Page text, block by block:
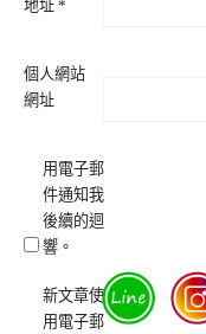
地址 *
個人網站
網址
用電子郵
件通知我
後續的迴
響。
新文章使
用電子郵